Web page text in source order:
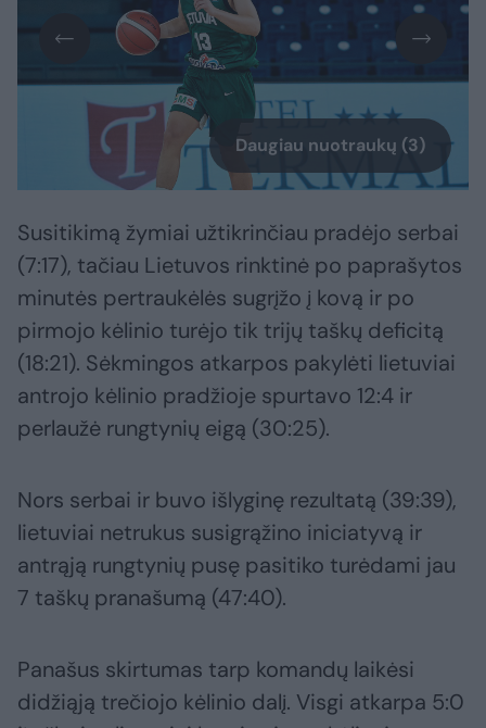
Daugiau nuotraukų (3)
Susitikimą žymiai užtikrinčiau pradėjo serbai
(7:17), tačiau Lietuvos rinktinė po paprašytos
minutės pertraukėlės sugrįžo į kovą ir po
pirmojo kėlinio turėjo tik trijų taškų deficitą
(18:21). Sėkmingos atkarpos pakylėti lietuviai
antrojo kėlinio pradžioje spurtavo 12:4 ir
perlaužė rungtynių eigą (30:25).
Nors serbai ir buvo išlyginę rezultatą (39:39),
lietuviai netrukus susigrąžino iniciatyvą ir
antrąją rungtynių pusę pasitiko turėdami jau
7 taškų pranašumą (47:40).
Panašus skirtumas tarp komandų laikėsi
didžiąją trečiojo kėlinio dalį. Visgi atkarpa 5:0